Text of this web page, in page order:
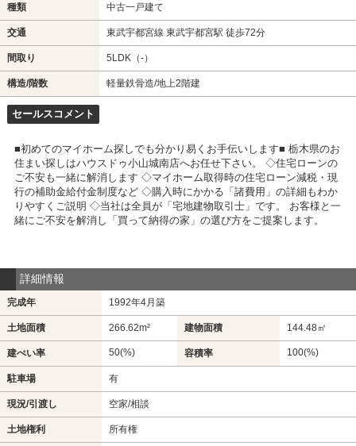
種類 中古一戸建て
交通 東武宇都宮線 東武宇都宮駅 徒歩72分
間取り 5LDK（-）
構造/階数 軽量鉄骨造/地上2階建
セールスコメント
■初めてのマイホーム探しでも分かり易くお手伝いします■ 栃木県のお
住まい探しはハウスドゥ小山城南店へお任せ下さい。 ◇住宅ローンの
ご不安も一緒に解消します ◇マイホーム取得時の住宅ローン減税・現
行の補助金給付金制度など ◇購入時にかかる「諸費用」の詳細もわか
りやすくご説明 ◇当社は全員が「宅地建物取引士」です。 お客様と一
緒にご不安を解消し「買って納得の家」の選び方をご提案します。
詳細情報
完成年 1992年4月築
土地面積 266.62m² 建物面積 144.48㎡
建ぺい率 50(%) 容積率 100(%)
駐車場 有
現況/引渡し 空家/相談
土地権利 所有権